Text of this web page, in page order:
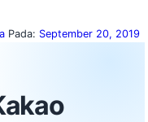
Pada: September 20, 2019